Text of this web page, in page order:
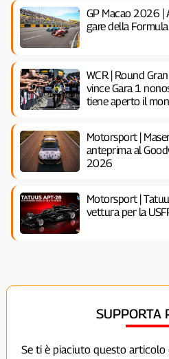
GP Macao 2026 |
gare della
WCR | Round
vince Gara 1
tiene aperto il
Motorsport |
anteprima al
2026
Motorsport |
vettura per la
SUPPORTA
Se ti è piaciuto questo